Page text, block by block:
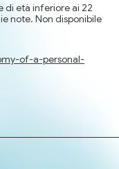
di età inferiore ai 22
note. Non disponibile
of-a-personal-